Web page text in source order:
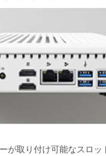
が取り付け可能なスロッ